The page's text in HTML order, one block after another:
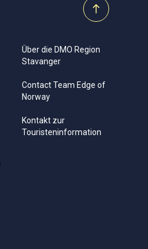
Über die DMO Region
Stavanger
Contact Team Edge of
Norway
Kontakt zur
Touristeninformation